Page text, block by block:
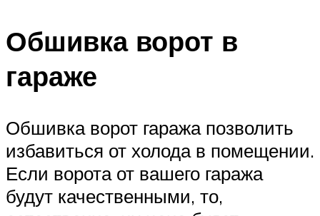
Обшивка ворот в
гараже
Обшивка ворот гаража позволить
избавиться от холода в помещении.
Если ворота от вашего гаража
будут качественными, то,